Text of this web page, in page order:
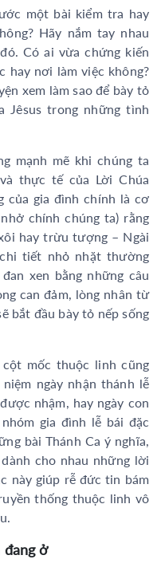
một bài kiểm tra hay
Hãy nắm tay nhau
Có ai vừa chứng kiến
nơi làm việc không?
xem làm sao để bày tỏ
Jêsus trong những tình
mạnh mẽ khi chúng ta
thực tế của Lời Chúa
của gia đình chính là cơ
chính chúng ta) rằng
hay trừu tượng – Ngài
tiết nhỏ nhặt thường
xen bằng những câu
can đảm, lòng nhân từ
bắt đầu bày tỏ nếp sống
mốc thuộc linh cũng
ngày nhận thánh lễ
nhậm, hay ngày con
gia đình lễ bái đặc
bài Thánh Ca ý nghĩa,
cho nhau những lời
này giúp rễ đức tin bám
thống thuộc linh vô
đang ở